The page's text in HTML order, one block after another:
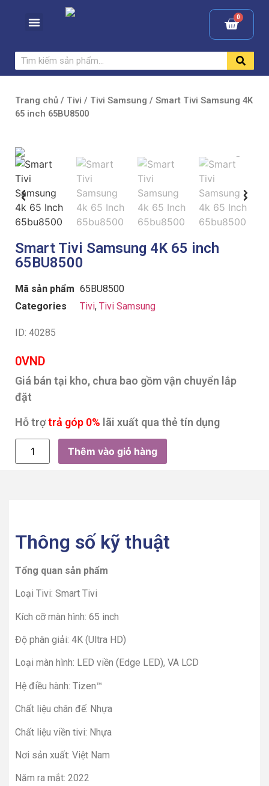
Trang chủ / Tivi / Tivi Samsung / Smart Tivi Samsung 4K
65 inch 65BU8500
Smart Tivi Samsung 4K 65 inch
65BU8500
Mã sản phẩm 65BU8500
Categories
Tivi, Tivi Samsung
ID: 40285
0VND
Giá bán tại kho, chưa bao gồm vận chuyển lắp
đặt
Hỗ trợtrả góp 0% lãi xuất qua thẻ tín dụng
Thêm vào giỏ hàng
Thông số kỹ thuật
Tổng quan sản phẩm
Loại Tivi: Smart Tivi
Kích cỡ màn hình: 65 inch
Độ phân giải: 4K (Ultra HD)
Loại màn hình: LED viền (Edge LED), VA LCD
Hệ điều hành: Tizen™
Chất liệu chân đế: Nhựa
Chất liệu viền tivi: Nhựa
Nơi sản xuất: Việt Nam
Năm ra mắt: 2022